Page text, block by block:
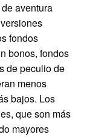
aventura
fondos
bonos, fondos
de peculio de
menos
bajos. Los
que son más
mayores